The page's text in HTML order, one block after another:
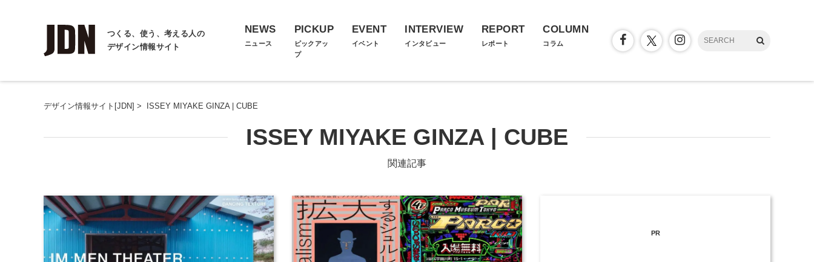
つくる、使う、考える人の
デザイン情報サイト
NEWS
ニュース
PICKUP
ピックアッ
プ
EVENT
イベント
INTERVIEW
インタビュー
REPORT
レポート
COLUMN
コラム
デザイン情報サイト[JDN] > ISSEY MIYAKE GINZA | CUBE
ISSEY MIYAKE GINZA | CUBE
関連記事
PR